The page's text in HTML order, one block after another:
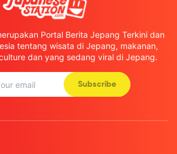
Portal Berita Jepang Terkini dan
tentang wisata di Jepang, makanan,
dan yang sedang viral di Jepang.
Subscribe